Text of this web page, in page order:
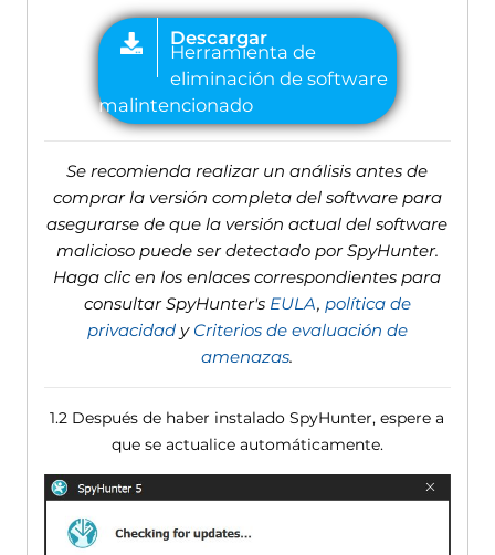
Se recomienda realizar un análisis antes de
comprar la versión completa del software para
asegurarse de que la versión actual del software
malicioso puede ser detectado por SpyHunter.
Haga clic en los enlaces correspondientes para
consultar SpyHunter's EULA, política de
privacidady Criterios de evaluación de
amenazas.
1.2 Después de haber instalado SpyHunter, espere a
que se actualice automáticamente.